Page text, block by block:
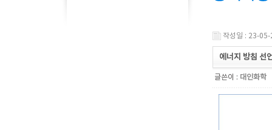
작성일 : 23-
에너지 방침 선
글쓴이 : 대인화학